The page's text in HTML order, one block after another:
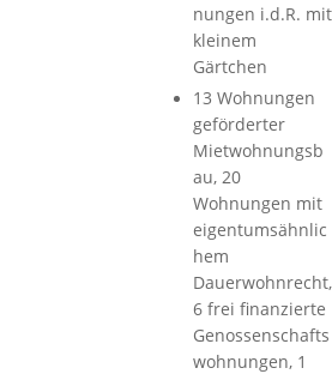
nungen i.d.R. mit
kleinem
Gärtchen
13 Wohnungen
geförderter
Mietwohnungsb
au, 20
Wohnungen mit
eigentumsähnlic
hem
Dauerwohnrecht,
6 frei finanzierte
Genossenschafts
wohnungen, 1